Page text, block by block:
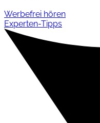
Werbefrei hören
Experten-Tipps